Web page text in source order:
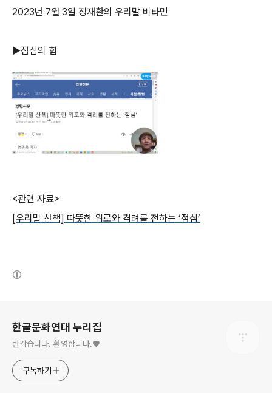
2023년 7월 3일 정재환의 우리말 비타민
▶점심의 힘
<관련 자료>
[우리말 산책] 따뜻한 위로와 격려를 전하는 ‘점심’
한글문화연대 누리집
반갑습니다. 환영합니다.♥
구독하기